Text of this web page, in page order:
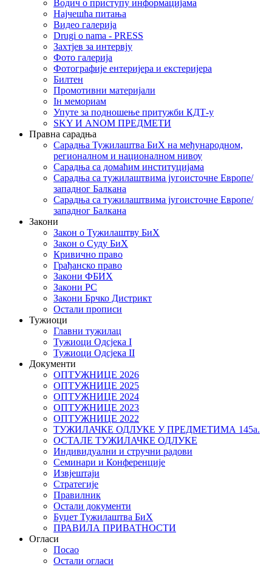
Водич о приступу информацијама
Најчешћа питања
Видео галерија
Drugi o nama - PRESS
Захтјев за интервју
Фото галерија
Фотографије ентеријера и екстеријера
Билтен
Промотивни материјали
Iн мемориам
Упуте за подношење притужби КДТ-у
SKY И ANOM ПРЕДМЕТИ
Правна сарадња
Сарадња Тужилаштва БиХ на међународном,
регионалном и националном нивоу
Сарадња са домаћим институцијама
Сарадња са тужилаштвима југоисточне Европе/
западног Балкана
Сарадња са тужилаштвима југоисточне Европе/
западног Балкана
Закони
Закон о Тужилаштву БиХ
Закон о Суду БиХ
Кривично право
Грађанско право
Закони ФБИХ
Закони РС
Закони Брчко Дистрикт
Остали прописи
Тужиоци
Главни тужилац
Тужиоци Oдсјекa I
Тужиоци Oдсјекa II
Документи
ОПТУЖНИЦЕ 2026
ОПТУЖНИЦЕ 2025
ОПТУЖНИЦЕ 2024
ОПТУЖНИЦЕ 2023
ОПТУЖНИЦЕ 2022
ТУЖИЛАЧКЕ ОДЛУКЕ У ПРЕДМЕТИМА 145а.
ОСТАЛЕ ТУЖИЛАЧКЕ ОДЛУКЕ
Индивидуални и стручни радови
Семинари и Конференције
Извјештаји
Стратегије
Правилник
Остали документи
Буџет Тужилаштва БиХ
ПРАВИЛА ПРИВАТНОСТИ
Огласи
Посао
Остали огласи